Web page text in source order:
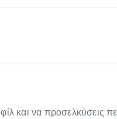
και να προσελκύσεις